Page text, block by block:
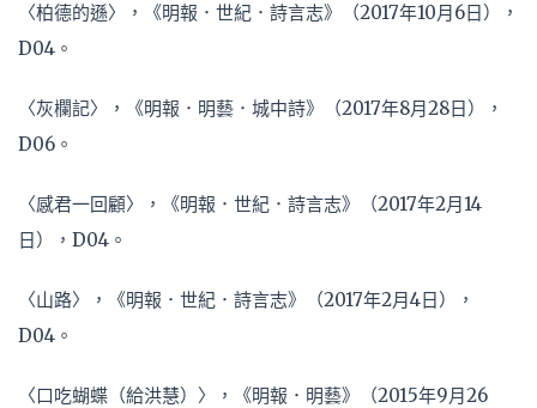
〈柏德的遜〉，《明報．世紀．詩言志》（2017年10月6日），
D04。
〈灰欄記〉，《明報．明藝．城中詩》（2017年8月28日），
D06。
〈感君一回顧〉，《明報．世紀．詩言志》（2017年2月14
日），D04。
〈山路〉，《明報．世紀．詩言志》（2017年2月4日），
D04。
〈口吃蝴蝶（給洪慧）〉，《明報．明藝》（2015年9月26